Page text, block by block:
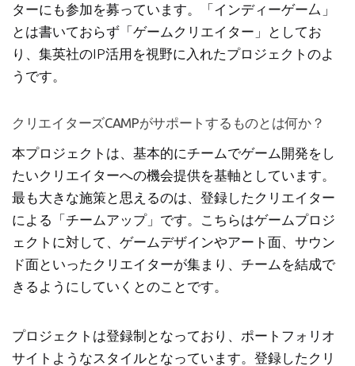
ターにも参加を募っています。「インディーゲー厶」
とは書いておらず「ゲームクリエイター」としてお
り、集英社のIP活用を視野に入れたプロジェクトのよ
うです。
クリエイターズCAMPがサポートするものとは何か？
本プロジェクトは、基本的にチームでゲーム開発をし
たいクリエイターへの機会提供を基軸としています。
最も大きな施策と思えるのは、登録したクリエイター
による「チームアップ」です。こちらはゲームプロジ
ェクトに対して、ゲームデザインやアート面、サウン
ド面といったクリエイターが集まり、チームを結成で
きるようにしていくとのことです。
プロジェクトは登録制となっており、ポートフォリオ
サイトようなスタイルとなっています。登録したクリ